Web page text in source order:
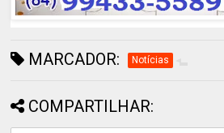
MARCADOR: Notícias
COMPARTILHAR: